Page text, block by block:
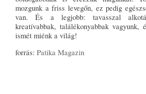
mozgunk a friss levegőn, ez pedig
van. És a legjobb: tavasszal
kreatívabbak, találékonyabbak vagyunk,
ismét miénk a világ!
forrás: Patika Magazin